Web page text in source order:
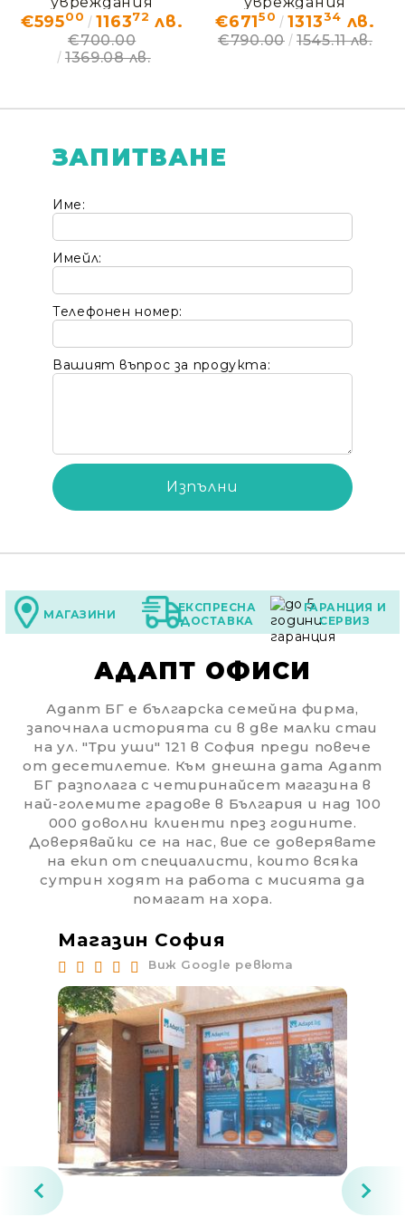
СПОРТИ Vermeiren –
ДЕМО (без кашон)
€59500 116372 лв.
€700.00
1369.08 лв.
САФАРИ Vermeiren –
ДЕМО (без кашон)
€67150 131334 лв.
€790.00 1545.11 лв.
ЗАПИТВАНЕ
Име:
Имейл:
Телефонен номер:
Вашият въпрос за продукта:
МАГАЗИНИ
ЕКСПРЕСНА
ДОСТАВКА
ГАРАНЦИЯ И
СЕРВИЗ
АДАПТ ОФИСИ
Адапт БГ е българска семейна фирма,
започнала историята си в две малки стаи
на ул. "Три уши" 121 в София преди повече
от десетилетие. Към днешна дата Адапт
БГ разполага с четиринайсет магазина в
най-големите градове в България и над 100
000 доволни клиенти през годините.
Доверявайки се на нас, вие се доверявате
на екип от специалисти, които всяка
сутрин ходят на работа с мисията да
помагат на хора.
Магазин София
Виж Google ревюта